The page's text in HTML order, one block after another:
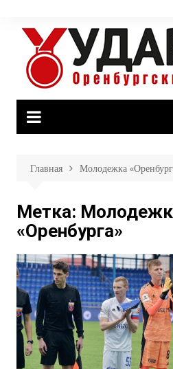
содержимому
Главная Молодежка
Метка:
«Оренбурга»